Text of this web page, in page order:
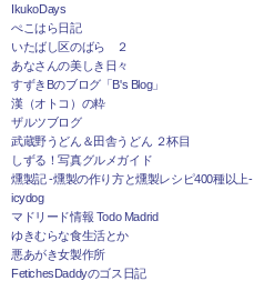
IkukoDays
ぺこはら日記
いたばし区のばら ２
あなさんの美しき日々
すずきBのブログ「B's Blog」
漢（オトコ）の粋
ザルツブログ
武蔵野うどん＆田舎うどん ２杯目
しずる！写真グルメガイド
燻製記 -燻製の作り方と燻製レシピ400種以上-
icydog
マドリード情報 Todo Madrid
ゆきむらな食生活とか
悪あがき女製作所
FetichesDaddyのゴス日記